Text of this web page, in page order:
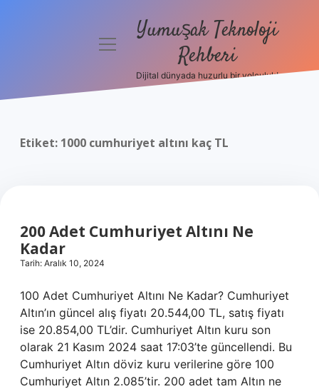
Politikası
menüyüYumuşak Teknoloji
Rehberi
Dijital dünyada huzurlu bir yolculuk!
Etiket: 1000 cumhuriyet altını kaç TL
200 Adet Cumhuriyet Altını Ne
Kadar
Tarih: Aralık 10, 2024
100 Adet Cumhuriyet Altını Ne Kadar? Cumhuriyet
Altın’ın güncel alış fiyatı 20.544,00 TL, satış fiyatı
ise 20.854,00 TL’dir. Cumhuriyet Altın kuru son
olarak 21 Kasım 2024 saat 17:03’te güncellendi. Bu
Cumhuriyet Altın döviz kuru verilerine göre 100
Cumhuriyet Altın 2.085’tir. 200 adet tam Altın ne